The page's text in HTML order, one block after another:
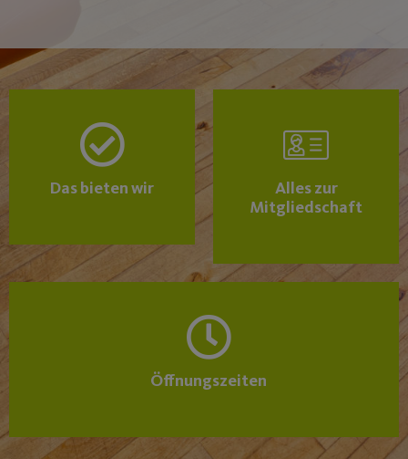
Das bieten wir
Alles zur
Mitgliedschaft
Öffnungszeiten